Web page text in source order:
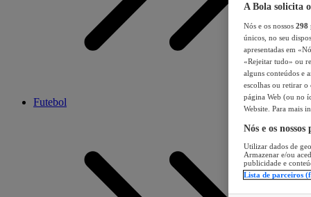
Futebol
A Bola solicita
Nós e os nossos 298
únicos, no seu
apresentadas em
«Rejeitar tudo» ou
alguns conteúdos e
escolhas ou retirar
página Web (ou no
Website. Para mais
Nós e os
Utilizar dados de
Armazenar e/ou
publicidade e
Lista de parceiros